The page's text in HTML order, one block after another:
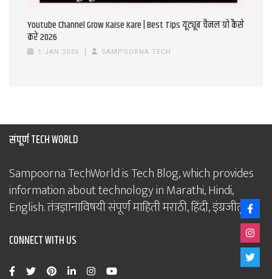
Youtube Channel Grow Kaise Kare | Best Tips यूट्यूब चैनल ग्रो कैसे
करे 2026
1 JAN 2026 SAMPOORNA TECH
संपूर्ण TECH WORLD
Sampoorna TechWorld is Tech Blog, which provides
information about technology in Marathi, Hindi,
English. तंत्रज्ञानाविषयी संपूर्ण माहिती मराठी, हिंदी, इंग्रजीतून.
CONNECT WITH US